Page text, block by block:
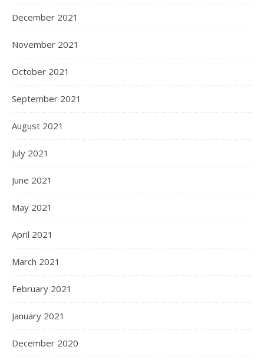
December 2021
November 2021
October 2021
September 2021
August 2021
July 2021
June 2021
May 2021
April 2021
March 2021
February 2021
January 2021
December 2020